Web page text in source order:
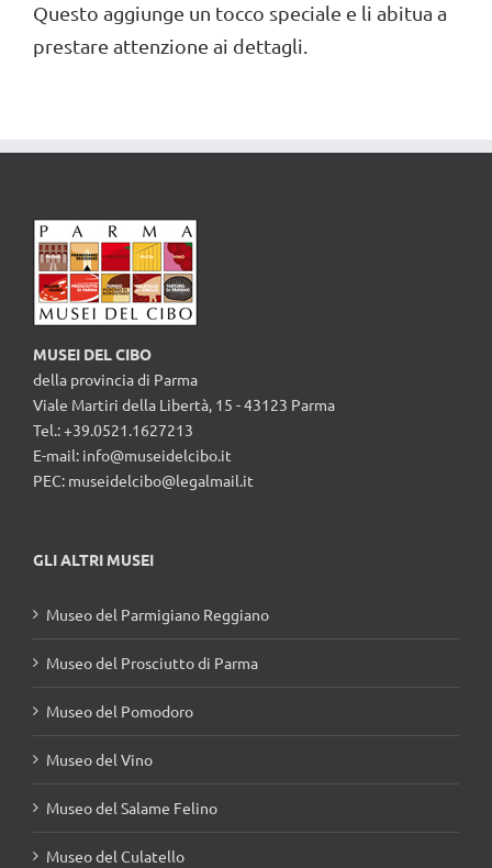
Questo aggiunge un tocco speciale e li abitua a
prestare attenzione ai dettagli.
MUSEI DEL CIBO
della provincia di Parma
Viale Martiri della Libertà, 15 - 43123 Parma
Tel.: +39.0521.1627213
E-mail: info@museidelcibo.it
PEC: museidelcibo@legalmail.it
GLI ALTRI MUSEI
Museo del Parmigiano Reggiano
Museo del Prosciutto di Parma
Museo del Pomodoro
Museo del Vino
Museo del Salame Felino
Museo del Culatello